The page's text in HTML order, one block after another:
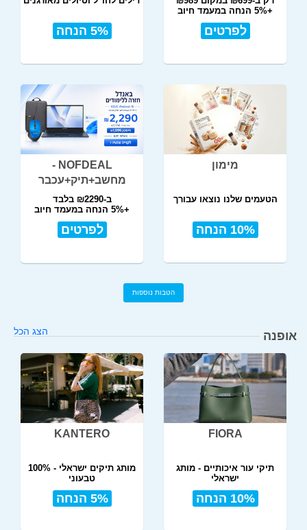
+5% הנחה במעמד חיוב
לפרטים 5% הנחה
מימון
הטעמים שלנו נוצאו עבורך
10% הנחה
NOFDEAL -
מחשב+תיק+עכבר
ב-₪2290 בלבד
+5% הנחה במעמד חיוב
לפרטים
הטבות נוספות
אופנה הצג הכל
FIORA
תיקי עור איכותיים - מותג
ישראלי
10% הנחה
KANTERO
מותג תיקים ישראלי - 100%
טבעוני
תל אביב
5% הנחה